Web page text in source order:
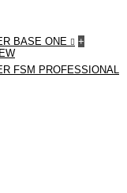
BASE ONE
+
FSM PROFESSIONAL